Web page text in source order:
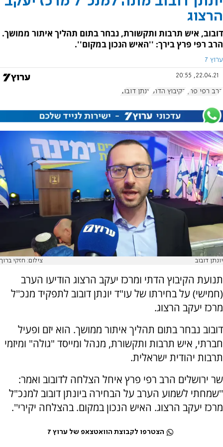
הרצוג
דובוב, איש תרבות ותקשורת, נבחר בתום תהליך איתור ממושך.
הרב רפי פרץ בירך: ''האיש הנכון במקום''.
ערוץ 7
22.04.21, 20:55
הרב רפי פרץ הקיבוץ הדתי יונתן דובוב
יונתן דובוב צילום: חזקי ברוך
תנועת הקיבוץ הדתי ומרכז יעקב הרצוג הודיעו הערב
(חמישי) על בחירתו של עו"ד יונתן דובוב לתפקיד מנכ''ל
מרכז יעקב הרצוג.
דובוב נבחר בתום תהליך איתור ממושך. הוא יזם ופעיל
חברתי, איש תרבות ותקשורת, מנהל ומייסד "גולה" ומיזמי
תרבות יהודית ישראלית.
שר ירושלים הרב רפי פרץ איחל הצלחה לדובוב ואמר:
''שמחתי לשמוע הערב על הבחירה ביונתן דובוב למנכ"ל
מרכז יעקב הרצוג. האיש הנכון במקום. בהצלחה יקירי''.
הצטרפו לקבוצת הוואטצאפ של ערוץ 7